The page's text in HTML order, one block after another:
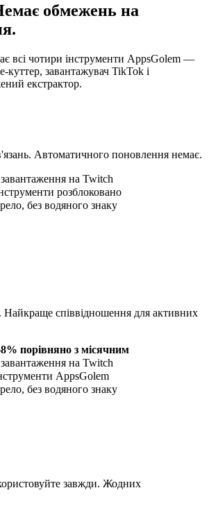
обмежень на
всі чотири інструменти AppsGolem —
завантажувач TikTok і
екстрактор.
Автоматичного поновлення немає.
на Twitch
розблоковано
без водяного знаку
співвідношення для активних
порівняно з місячним
на Twitch
AppsGolem
без водяного знаку
завжди. Жодних